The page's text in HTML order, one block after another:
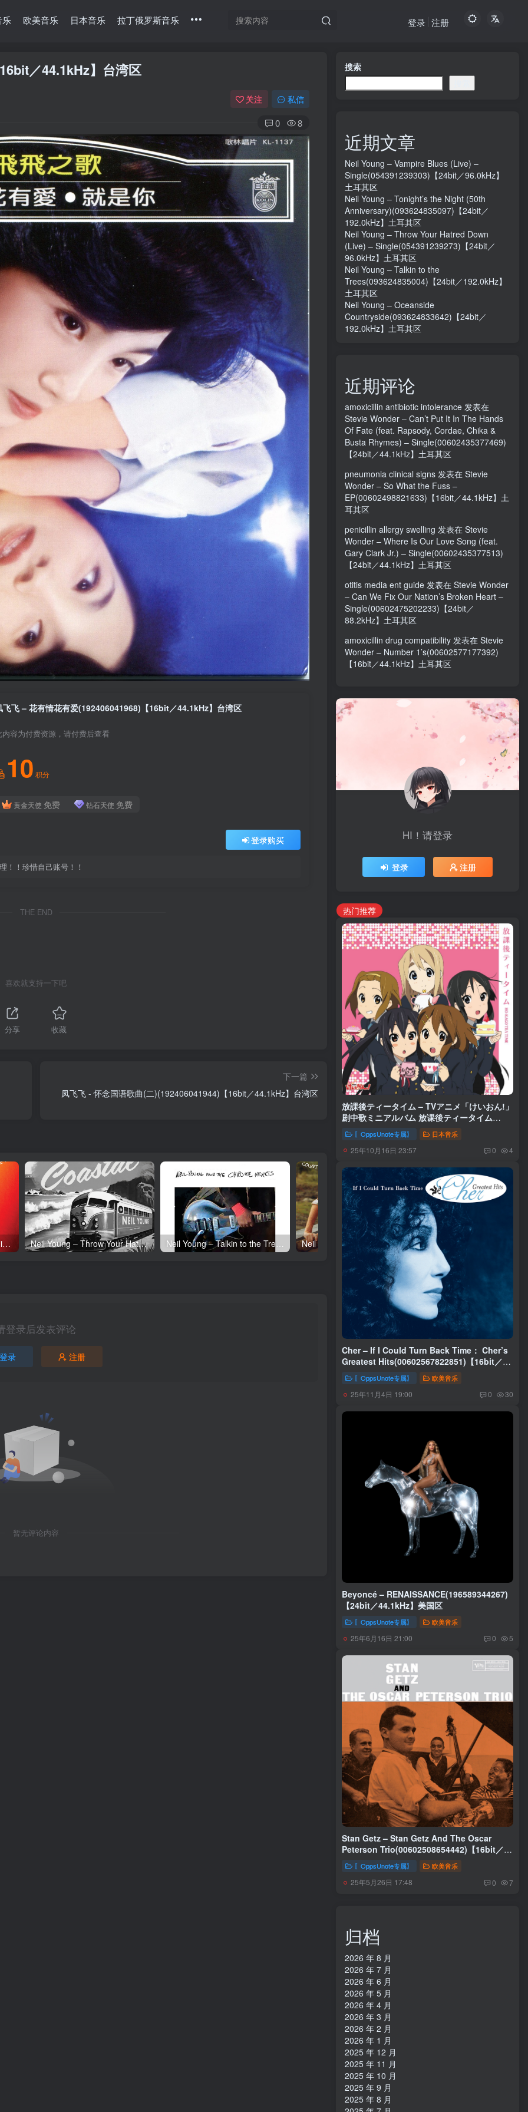
乐 欧美音乐 日本音乐 拉丁俄罗斯音乐 登录 注册
／44.1kHz】台湾区
关注 私信
0 8
飞飞 – 花有情花有爱(192406041968)【16bit／44.1kHz】台湾区
内容为付费资源，请付费后查看
10 积分
黄金天使 免费 钻石天使 免费
登录购买
！！珍惜自己账号！！
THE END
喜欢就支持一下吧
分享 收藏
下一篇
凤飞飞 - 怀念国语歌曲(二)(192406041944)【16bit／44.1kHz】台湾区
Neil Young – Tonight’s the Night (50th Anniversary)(093624835097)【24bit／192.0kHz】土耳其区 Neil Young – Throw Your Hatred Down (Live) – Single(054391239273)【24bit／96.0kHz】土耳其区 Neil Young – Talkin to the Trees(093624835004)【24bit／192.0kHz】土耳其区 Neil Young – Oceanside Countryside(093624833642)【24bit／192.0kHz】土耳其区
登录后发表评论
登录 注册
暂无评论内容
搜索
近期文章
Neil Young – Vampire Blues (Live) –
Single(054391239303)【24bit／96.0kHz】
土耳其区
Neil Young – Tonight’s the Night (50th
Anniversary)(093624835097)【24bit／
192.0kHz】土耳其区
Neil Young – Throw Your Hatred Down
(Live) – Single(054391239273)【24bit／
96.0kHz】土耳其区
Neil Young – Talkin to the
Trees(093624835004)【24bit／192.0kHz】
土耳其区
Neil Young – Oceanside
Countryside(093624833642)【24bit／
192.0kHz】土耳其区
近期评论
amoxicillin antibiotic intolerance 发表在
Stevie Wonder – Can’t Put It In The Hands
Of Fate (feat. Rapsody, Cordae, Chika &
Busta Rhymes) – Single(00602435377469)
【24bit／44.1kHz】土耳其区
pneumonia clinical signs 发表在 Stevie
Wonder – So What the Fuss –
EP(00602498821633)【16bit／44.1kHz】土
耳其区
penicillin allergy swelling 发表在 Stevie
Wonder – Where Is Our Love Song (feat.
Gary Clark Jr.) – Single(00602435377513)
【24bit／44.1kHz】土耳其区
otitis media ent guide 发表在 Stevie Wonder
– Can We Fix Our Nation’s Broken Heart –
Single(00602475202233)【24bit／
88.2kHz】土耳其区
amoxicillin drug compatibility 发表在 Stevie
Wonder – Number 1’s(00602577177392)
【16bit／44.1kHz】土耳其区
HI！请登录
登录 注册
热门推荐
放課後ティータイム – TVアニメ「けいおん!」
剧中歌ミニアルバム 放课後ティータイム
(4988013878549)【24bit／44.1kHz】日本区
〖OppsUnote专属〗 日本音乐
25年10月16日 23:57 0 4
Cher – If I Could Turn Back Time： Cher’s
Greatest Hits(00602567822851)【16bit／
44.1kHz】土耳其区
〖OppsUnote专属〗 欧美音乐
25年11月4日 19:00 0 30
Beyoncé – RENAISSANCE(196589344267)
【24bit／44.1kHz】美国区
〖OppsUnote专属〗 欧美音乐
25年6月16日 21:00 0 5
Stan Getz – Stan Getz And The Oscar
Peterson Trio(00602508654442)【16bit／
44.1kHz】美国区
〖OppsUnote专属〗 欧美音乐
25年5月26日 17:48 0 7
归档
2026 年 8 月
2026 年 7 月
2026 年 6 月
2026 年 5 月
2026 年 4 月
2026 年 3 月
2026 年 2 月
2026 年 1 月
2025 年 12 月
2025 年 11 月
2025 年 10 月
2025 年 9 月
2025 年 8 月